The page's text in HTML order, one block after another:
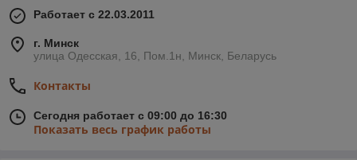
Работает с 22.03.2011
г. Минск
улица Одесская, 16, Пом.1н, Минск, Беларусь
Контакты
Сегодня работает с 09:00 до 16:30
Показать весь график работы